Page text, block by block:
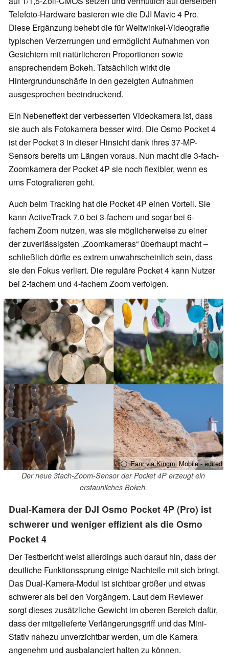
Telefoto-Hardware basieren wie die DJI Mavic 4 Pro.
Diese Ergänzung behebt die für Weitwinkel-Videografie
typischen Verzerrungen und ermöglicht Aufnahmen von
Gesichtern mit natürlicheren Proportionen sowie
ansprechendem Bokeh. Tatsächlich wirkt die
Hintergrundunschärfe in den gezeigten Aufnahmen
ausgesprochen beeindruckend.
Ein Nebeneffekt der verbesserten Videokamera ist, dass
sie auch als Fotokamera besser wird. Die Osmo Pocket 4
ist der Pocket 3 in dieser Hinsicht dank ihres 37-MP-
Sensors bereits um Längen voraus. Nun macht die 3-fach-
Zoomkamera der Pocket 4P sie noch flexibler, wenn es
ums Fotografieren geht.
Auch beim Tracking hat die Pocket 4P einen Vorteil. Sie
kann ActiveTrack 7.0 bei 3-fachem und sogar bei 6-
fachem Zoom nutzen, was sie möglicherweise zu einer
der zuverlässigsten „Zoomkameras“ überhaupt macht –
schließlich dürfte es extrem unwahrscheinlich sein, dass
sie den Fokus verliert. Die reguläre Pocket 4 kann Nutzer
bei 2-fachem und 4-fachem Zoom verfolgen.
ⓘ iFanr via Kingmi Mobile - edited
Der neue 3fach-Zoom-Sensor der Pocket 4P erzeugt ein
erstaunliches Bokeh.
Dual-Kamera der DJI Osmo Pocket 4P (Pro) ist
schwerer und weniger effizient als die Osmo
Pocket 4
Der Testbericht weist allerdings auch darauf hin, dass der
deutliche Funktionssprung einige Nachteile mit sich bringt.
Das Dual-Kamera-Modul ist sichtbar größer und etwas
schwerer als bei den Vorgängern. Laut dem Reviewer
sorgt dieses zusätzliche Gewicht im oberen Bereich dafür,
dass der mitgelieferte Verlängerungsgriff und das Mini-
Stativ nahezu unverzichtbar werden, um die Kamera
angenehm und ausbalanciert halten zu können.